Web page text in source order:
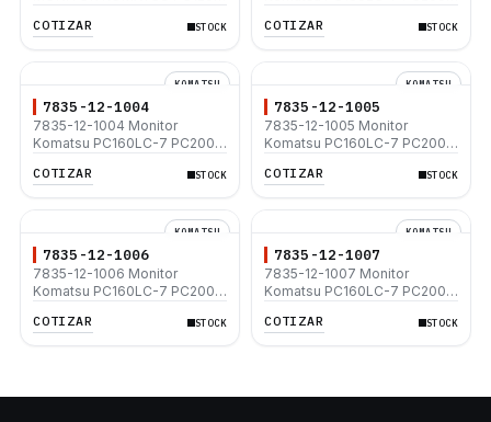
COTIZAR STOCK COTIZAR STOCK
KOMATSU
7835-12-1004
7835-12-1004 Monitor
Komatsu PC160LC-7 PC200-
COTIZAR STOCK
KOMATSU
7835-12-1005
7835-12-1005 Monitor
Komatsu PC160LC-7 PC200-
COTIZAR STOCK
KOMATSU
7835-12-1006
7835-12-1006 Monitor
Komatsu PC160LC-7 PC200-
COTIZAR STOCK
KOMATSU
7835-12-1007
7835-12-1007 Monitor
Komatsu PC160LC-7 PC200-
COTIZAR STOCK